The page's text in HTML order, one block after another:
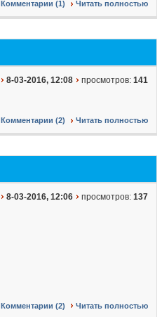
Комментарии (1) Читать полностью
8-03-2016, 12:08 просмотров: 141
Комментарии (2) Читать полностью
8-03-2016, 12:06 просмотров: 137
Комментарии (2) Читать полностью